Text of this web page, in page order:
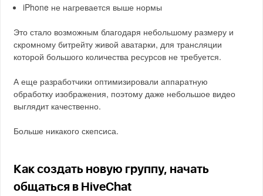
iPhone не нагревается выше нормы
Это стало возможным благодаря небольшому размеру и
скромному битрейту живой аватарки, для трансляции
которой большого количества ресурсов не требуется.
А еще разработчики оптимизировали аппаратную
обработку изображения, поэтому даже небольшое видео
выглядит качественно.
Больше никакого скепсиса.
Как создать новую группу, начать
общаться в HiveChat